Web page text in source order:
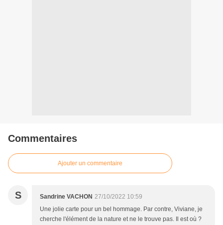
Commentaires
Ajouter un commentaire
S Sandrine VACHON 27/10/2022 10:59
Une jolie carte pour un bel hommage. Par contre, Viviane, je
cherche l'élément de la nature et ne le trouve pas. Il est où ?